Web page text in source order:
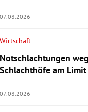
07.08.2026
Wirtschaft
Notschlachtungen
Schlachthöfe am Limit
07.08.2026